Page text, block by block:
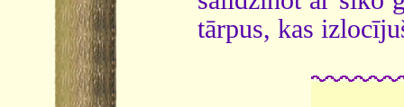
tārpus, kas